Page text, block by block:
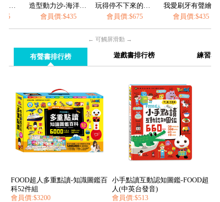
造型動力沙-海洋&城堡
員價:$435
玩得停不下來的抽拉書(全套6冊)
會員價:$675
我愛刷牙有聲繪本
會員價:$435
會員價
← 可觸屏滑動 →
有聲書排行榜 遊戲書排行榜 練習本
FOOD超人多重點讀-知識圖鑑百
科52件組
會員價:$3200
小手點讀互動認知圖鑑-FOOD超
人(中英台發音)
會員價:$513